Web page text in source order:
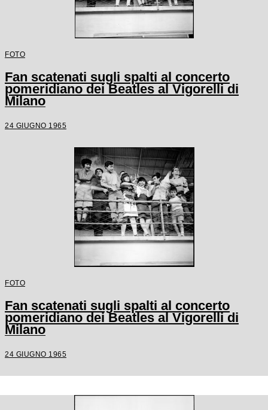
FOTO
Fan scatenati sugli spalti al concerto
pomeridiano dei Beatles al Vigorelli di
Milano
24 GIUGNO 1965
FOTO
Fan scatenati sugli spalti al concerto
pomeridiano dei Beatles al Vigorelli di
Milano
24 GIUGNO 1965